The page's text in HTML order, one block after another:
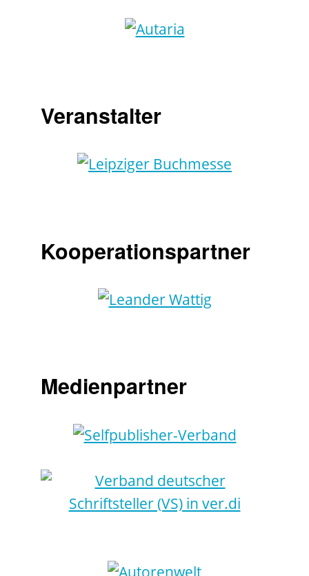
Veranstalter
Kooperationspartner
Medienpartner